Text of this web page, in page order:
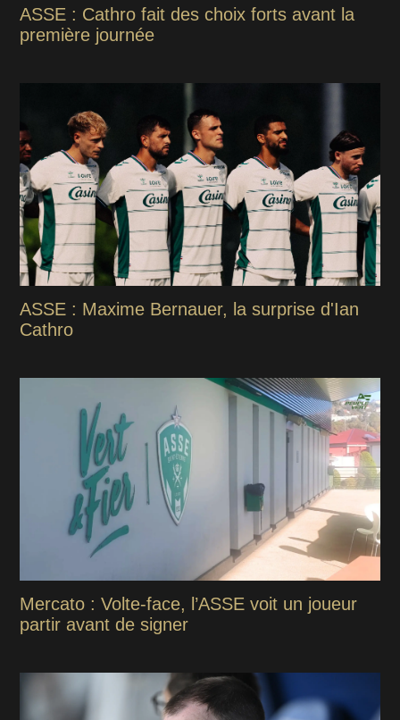
ASSE : Cathro fait des choix forts avant la
première journée
ASSE : Maxime Bernauer, la surprise d'Ian
Cathro
Mercato : Volte-face, l’ASSE voit un joueur
partir avant de signer